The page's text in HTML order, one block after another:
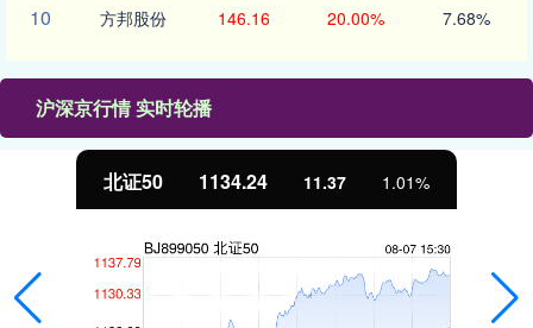
10 方邦股份 146.16 20.00% 7.68%
沪深京行情 实时轮播
北证50 1134.24 11.37 1.01%